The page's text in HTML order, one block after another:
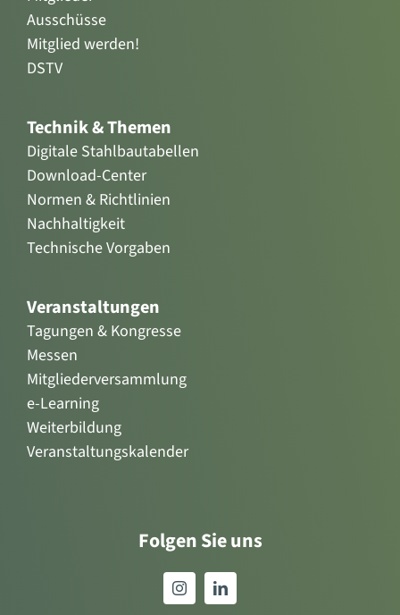
Ausschüsse
Mitglied werden!
DSTV
Technik & Themen
Digitale Stahlbautabellen
Download-Center
Normen & Richtlinien
Nachhaltigkeit
Technische Vorgaben
Veranstaltungen
Tagungen & Kongresse
Messen
Mitgliederversammlung
e-Learning
Weiterbildung
Veranstaltungskalender
Folgen Sie uns